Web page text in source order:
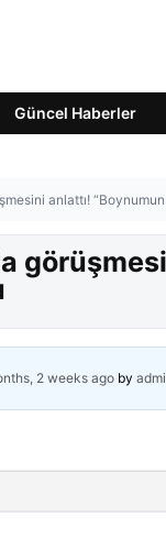
Güncel Haberler
anlattı!
2 weeks ago by